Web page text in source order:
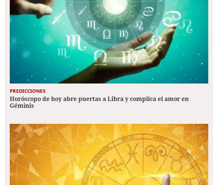
PREDICCIONES
Horóscopo de hoy abre puertas a Libra y complica el amor en
Géminis